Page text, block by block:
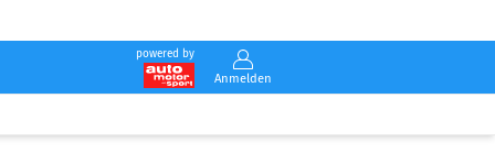
powered by
Anmelden